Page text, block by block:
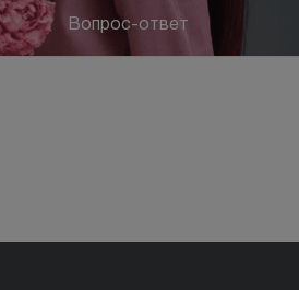
Вопрос-ответ